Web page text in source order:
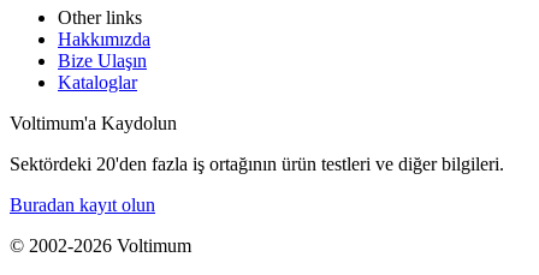
Other links
Hakkımızda
Bize Ulaşın
Kataloglar
Voltimum'a Kaydolun
Sektördeki 20'den fazla iş ortağının ürün testleri ve diğer bilgileri.
Buradan kayıt olun
© 2002-2026 Voltimum